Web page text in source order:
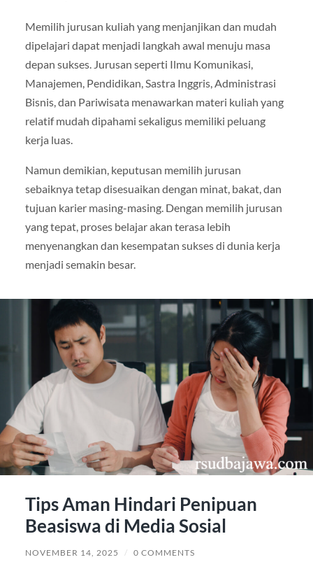
Memilih jurusan kuliah yang menjanjikan dan mudah
dipelajari dapat menjadi langkah awal menuju masa
depan sukses. Jurusan seperti Ilmu Komunikasi,
Manajemen, Pendidikan, Sastra Inggris, Administrasi
Bisnis, dan Pariwisata menawarkan materi kuliah yang
relatif mudah dipahami sekaligus memiliki peluang
kerja luas.
Namun demikian, keputusan memilih jurusan
sebaiknya tetap disesuaikan dengan minat, bakat, dan
tujuan karier masing-masing. Dengan memilih jurusan
yang tepat, proses belajar akan terasa lebih
menyenangkan dan kesempatan sukses di dunia kerja
menjadi semakin besar.
Tips Aman Hindari Penipuan
Beasiswa di Media Sosial
NOVEMBER 14, 2025 / 0 COMMENTS